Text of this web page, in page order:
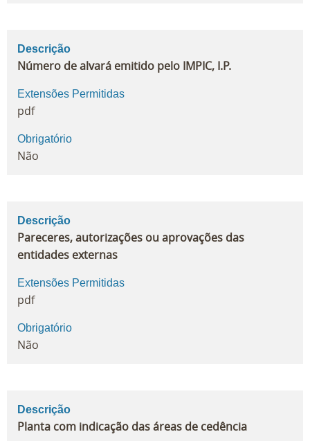
Descrição
Número de alvará emitido pelo IMPIC, I.P.
Extensões Permitidas
pdf
Obrigatório
Não
Descrição
Pareceres, autorizações ou aprovações das
entidades externas
Extensões Permitidas
pdf
Obrigatório
Não
Descrição
Planta com indicação das áreas de cedência